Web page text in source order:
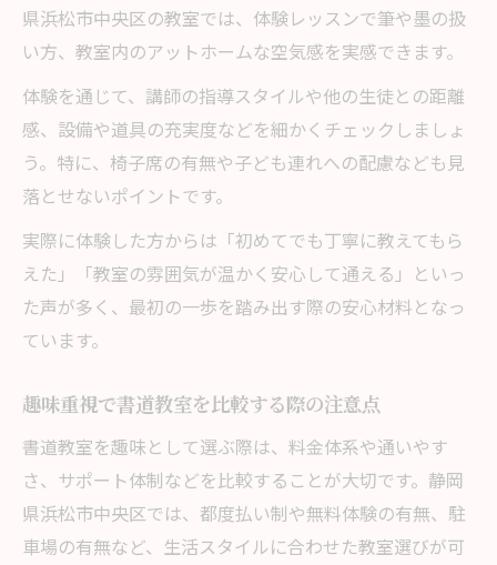
県浜松市中央区の教室では、体験レッスンで筆や墨の扱
い方、教室内のアットホームな空気感を実感できます。
体験を通じて、講師の指導スタイルや他の生徒との距離
感、設備や道具の充実度などを細かくチェックしましょ
う。特に、椅子席の有無や子ども連れへの配慮なども見
落とせないポイントです。
実際に体験した方からは「初めてでも丁寧に教えてもら
えた」「教室の雰囲気が温かく安心して通える」といっ
た声が多く、最初の一歩を踏み出す際の安心材料となっ
ています。
趣味重視で書道教室を比較する際の注意点
書道教室を趣味として選ぶ際は、料金体系や通いやす
さ、サポート体制などを比較することが大切です。静岡
県浜松市中央区では、都度払い制や無料体験の有無、駐
車場の有無など、生活スタイルに合わせた教室選びが可